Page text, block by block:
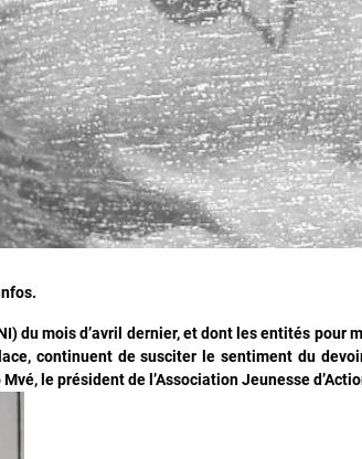
du mois d’avril dernier, et dont les entités pour
continuent de susciter le sentiment du
le président de l’Association Jeunesse